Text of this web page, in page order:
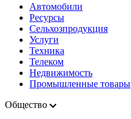
Автомобили
Ресурсы
Сельхозпродукция
Услуги
Техника
Телеком
Недвижимость
Промышленные товары
Общество